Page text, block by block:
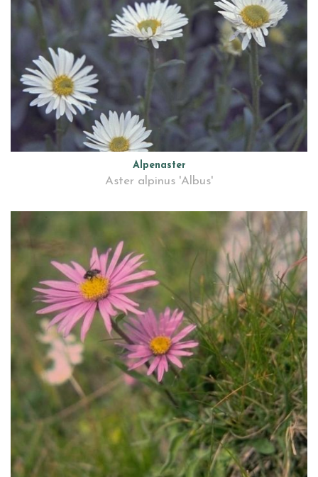
Alpenaster
Aster alpinus 'Albus'